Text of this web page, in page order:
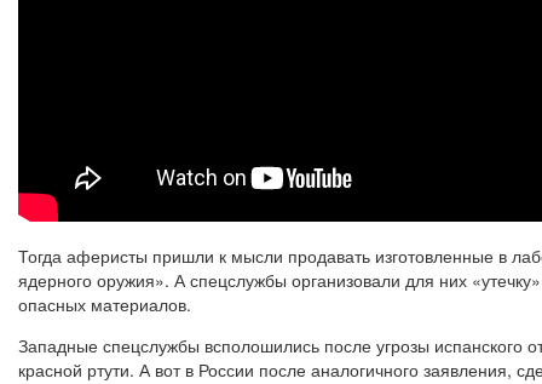
Тогда аферисты пришли к мысли продавать изготовленные в
ядерного оружия». А спецслужбы организовали для них
опасных материалов.
Западные спецслужбы всполошились после угрозы
красной ртути. А вот в России после аналогичного